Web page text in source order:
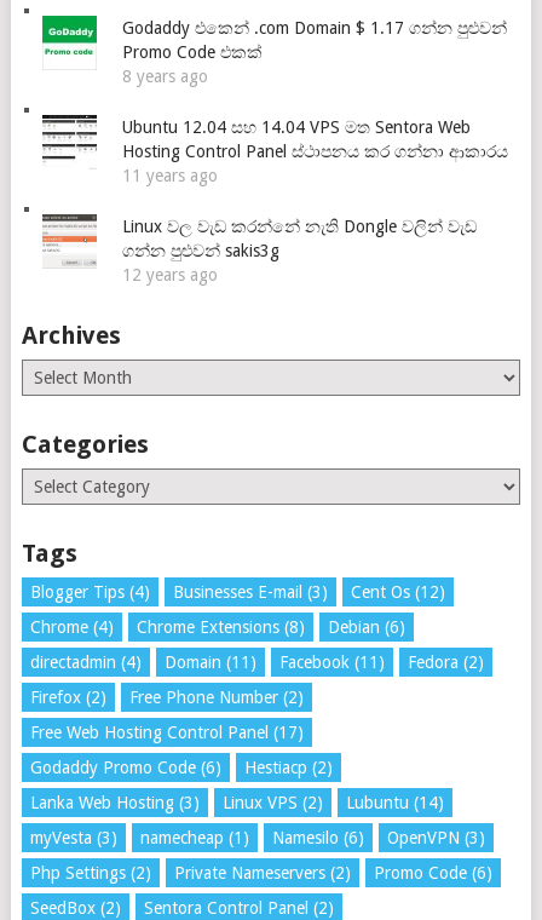
Godaddy එකෙන් .com Domain $ 1.17 ගන්න පුළුවන්
Promo Code එකක්
8 years ago
Ubuntu 12.04 සහ 14.04 VPS මත Sentora Web
Hosting Control Panel ස්ථාපනය කර ගන්නා ආකාරය
11 years ago
Linux වල වැඩ කරන්නේ නැති Dongle වලින් වැඩ
ගන්න පුළුවන් sakis3g
12 years ago
Archives
Archives
Categories
Categories
Tags
Blogger Tips(4) Businesses E-mail (3) Cent Os(12)
Chrome(4) Chrome Extensions(8) Debian (6)
directadmin (4) Domain (11) Facebook (11) Fedora (2)
Firefox(2) Free Phone Number(2)
Free Web Hosting Control Panel (17)
Godaddy Promo Code(6) Hestiacp (2)
Lanka Web Hosting(3) Linux VPS (2) Lubuntu (14)
myVesta (3) namecheap (1) Namesilo (6) OpenVPN (3)
Php Settings(2) Private Nameservers(2) Promo Code(6)
SeedBox(2) Sentora Control Panel (2)